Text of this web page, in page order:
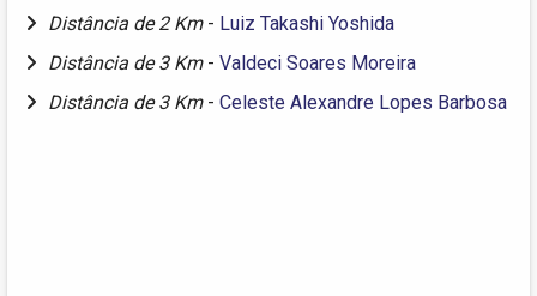
Distância de 2 Km - Luiz Takashi Yoshida
Distância de 3 Km - Valdeci Soares Moreira
Distância de 3 Km - Celeste Alexandre Lopes Barbosa